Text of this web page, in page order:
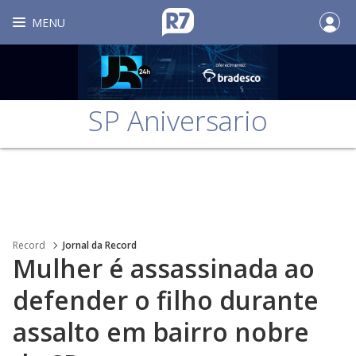
MENU
SP Aniversario
Record Jornal da Record
Mulher é assassinada ao
defender o filho durante
assalto em bairro nobre